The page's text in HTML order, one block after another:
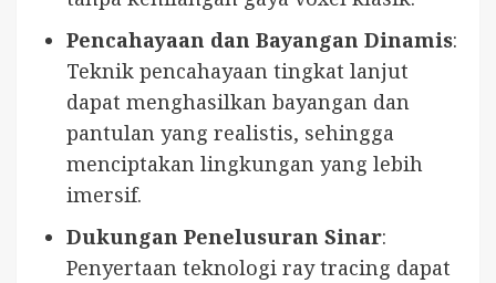
Pencahayaan dan Bayangan Dinamis:
Teknik pencahayaan tingkat lanjut
dapat menghasilkan bayangan dan
pantulan yang realistis, sehingga
menciptakan lingkungan yang lebih
imersif.
Dukungan Penelusuran Sinar:
Penyertaan teknologi ray tracing dapat